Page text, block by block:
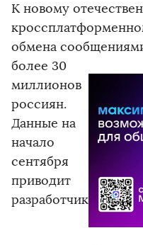
К новому
обмена
более 30
миллионов
россиян.
Данные на
начало
сентября
приводит
разработчик